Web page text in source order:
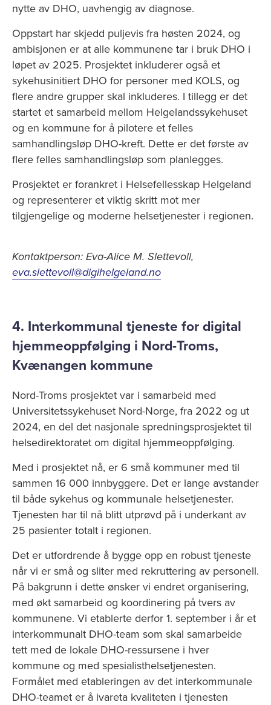
nytte av DHO, uavhengig av diagnose.
Oppstart har skjedd puljevis fra høsten 2024, og
ambisjonen er at alle kommunene tar i bruk DHO i
løpet av 2025. Prosjektet inkluderer også et
sykehusinitiert DHO for personer med KOLS, og
flere andre grupper skal inkluderes. I tillegg er det
startet et samarbeid mellom Helgelandssykehuset
og en kommune for å pilotere et felles
samhandlingsløp DHO-kreft. Dette er det første av
flere felles samhandlingsløp som planlegges.
Prosjektet er forankret i Helsefellesskap Helgeland
og representerer et viktig skritt mot mer
tilgjengelige og moderne helsetjenester i regionen.
Kontaktperson: Eva-Alice M. Slettevoll,
eva.slettevoll@digihelgeland.no
4. Interkommunal tjeneste for digital
hjemmeoppfølging i Nord-Troms,
Kvænangen kommune
Nord-Troms prosjektet var i samarbeid med
Universitetssykehuset Nord-Norge, fra 2022 og ut
2024, en del det nasjonale spredningsprosjektet til
helsedirektoratet om digital hjemmeoppfølging.
Med i prosjektet nå, er 6 små kommuner med til
sammen 16 000 innbyggere. Det er lange avstander
til både sykehus og kommunale helsetjenester.
Tjenesten har til nå blitt utprøvd på i underkant av
25 pasienter totalt i regionen.
Det er utfordrende å bygge opp en robust tjeneste
når vi er små og sliter med rekruttering av personell.
På bakgrunn i dette ønsker vi endret organisering,
med økt samarbeid og koordinering på tvers av
kommunene. Vi etablerte derfor 1. september i år et
interkommunalt DHO-team som skal samarbeide
tett med de lokale DHO-ressursene i hver
kommune og med spesialisthelsetjenesten.
Formålet med etableringen av det interkommunale
DHO-teamet er å ivareta kvaliteten i tjenesten